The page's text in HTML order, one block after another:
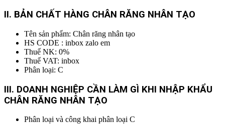
II. BẢN CHẤT HÀNG CHÂN RĂNG NHÂN TẠO
Tên sản phẩm: Chân răng nhân tạo
HS CODE : inbox zalo em
Thuế NK: 0%
Thuế VAT: inbox
Phân loại: C
III. DOANH NGHIỆP CẦN LÀM GÌ KHI NHẬP KHẨU
CHÂN RĂNG NHÂN TẠO
Phân loại và công khai phân loại C